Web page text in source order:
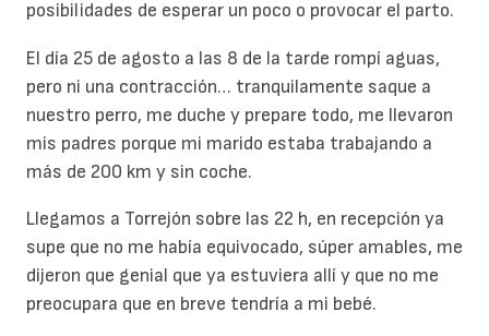
posibilidades de esperar un poco o provocar el parto.
El día 25 de agosto a las 8 de la tarde rompí aguas,
pero ni una contracción… tranquilamente saque a
nuestro perro, me duche y prepare todo, me llevaron
mis padres porque mi marido estaba trabajando a
más de 200 km y sin coche.
Llegamos a Torrejón sobre las 22 h, en recepción ya
supe que no me había equivocado, súper amables, me
dijeron que genial que ya estuviera allí y que no me
preocupara que en breve tendría a mi bebé.